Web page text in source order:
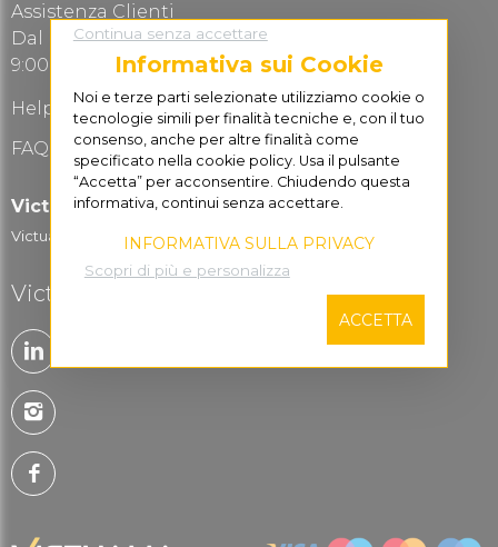
Assistenza Clienti
Dal Lunedì al Venerdì
9:00-13.00 / 15:00-19:00
Help Desk
FAQ Domande frequenti
Victualia for Business
Victualia Logistic...
Victualia è social
Continua senza accettare
Informativa sui Cookie
Noi e terze parti selezionate utilizziamo cookie o
tecnologie simili per finalità tecniche e, con il tuo
consenso, anche per altre finalità come
specificato nella cookie policy. Usa il pulsante
“Accetta” per acconsentire. Chiudendo questa
informativa, continui senza accettare.
INFORMATIVA SULLA PRIVACY
Scopri di più e personalizza
ACCETTA